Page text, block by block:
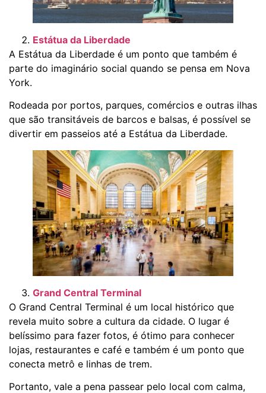
Estátua da Liberdade
A Estátua da Liberdade é um ponto que também é
parte do imaginário social quando se pensa em Nova
York.
Rodeada por portos, parques, comércios e outras ilhas
que são transitáveis de barcos e balsas, é possível se
divertir em passeios até a Estátua da Liberdade.
Grand Central Terminal
O Grand Central Terminal é um local histórico que
revela muito sobre a cultura da cidade. O lugar é
belíssimo para fazer fotos, é ótimo para conhecer
lojas, restaurantes e café e também é um ponto que
conecta metrô e linhas de trem.
Portanto, vale a pena passear pelo local com calma,